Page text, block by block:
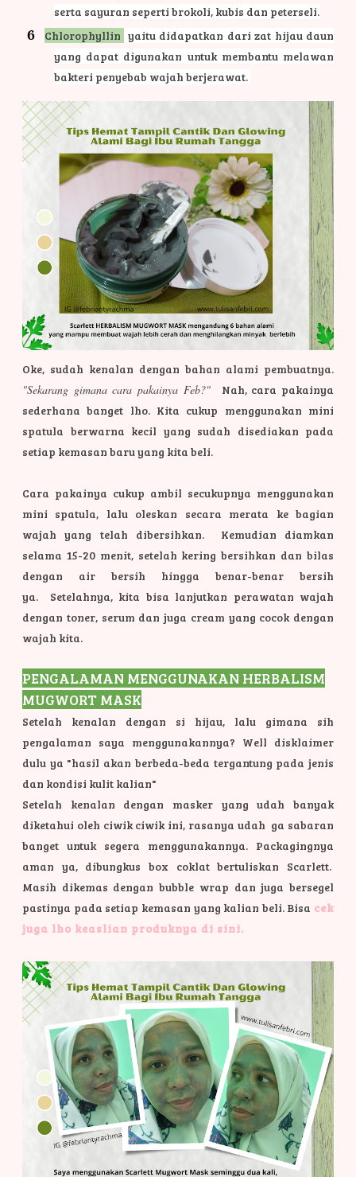
serta sayuran seperti brokoli, kubis dan peterseli.
Chlorophyllin yaitu didapatkan dari zat hijau daun
yang dapat digunakan untuk membantu melawan
bakteri penyebab wajah berjerawat.
Oke, sudah kenalan dengan bahan alami pembuatnya.
"Sekarang gimana cara pakainya Feb?" Nah, cara pakainya
sederhana banget lho. Kita cukup menggunakan mini
spatula berwarna kecil yang sudah disediakan pada
setiap kemasan baru yang kita beli.
Cara pakainya cukup ambil secukupnya menggunakan
mini spatula, lalu oleskan secara merata ke bagian
wajah yang telah dibersihkan. Kemudian diamkan
selama 15-20 menit, setelah kering bersihkan dan bilas
dengan air bersih hingga benar-benar bersih
ya. Setelahnya, kita bisa lanjutkan perawatan wajah
dengan toner, serum dan juga cream yang cocok dengan
wajah kita.
PENGALAMAN MENGGUNAKAN HERBALISM
MUGWORT MASK
Setelah kenalan dengan si hijau, lalu gimana sih
pengalaman saya menggunakannya? Well disklaimer
dulu ya "hasil akan berbeda-beda tergantung pada jenis
dan kondisi kulit kalian"
Setelah kenalan dengan masker yang udah banyak
diketahui oleh ciwik ciwik ini, rasanya udah ga sabaran
banget untuk segera menggunakannya. Packagingnya
aman ya, dibungkus box coklat bertuliskan Scarlett.
Masih dikemas dengan bubble wrap dan juga bersegel
pastinya pada setiap kemasan yang kalian beli. Bisa cek
juga lho keaslian produknya di sini.